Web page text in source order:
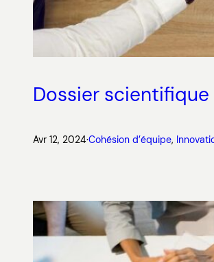
Dossier
Avr 12, 2024·Cohésion d’équipe,